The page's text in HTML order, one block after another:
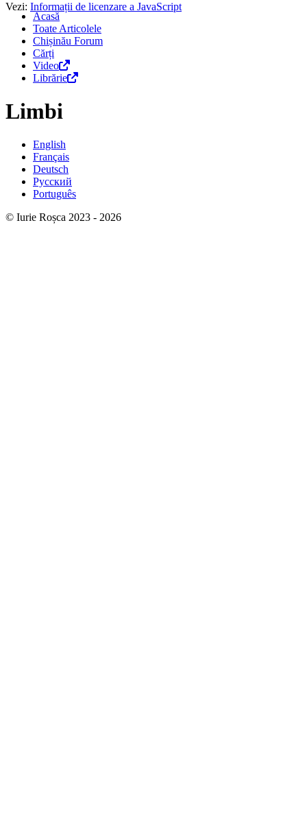
Vezi: Informații de licenzare a JavaScript
Acasă
Toate Articolele
Chișinău Forum
Cărți
Video
Librărie
Limbi
English
Français
Deutsch
Русский
Português
© Iurie Roșca 2023 - 2026